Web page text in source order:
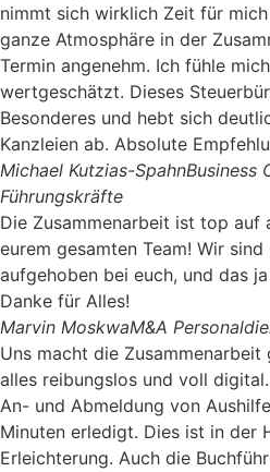
nimmt sich wirklich Zeit für
ganze Atmosphäre in der
Termin angenehm. Ich fühle
wertgeschätzt. Dieses
Besonderes und hebt sich
Kanzleien ab. Absolute
Michael Kutzias-SpahnBusiness
Führungskräfte
Die Zusammenarbeit ist top auf
eurem gesamten Team! Wir
aufgehoben bei euch, und das
Danke für Alles!
Marvin MoskwaM&A
Uns macht die
alles reibungslos und voll
An- und Abmeldung von
Minuten erledigt. Dies ist in der
Erleichterung. Auch die